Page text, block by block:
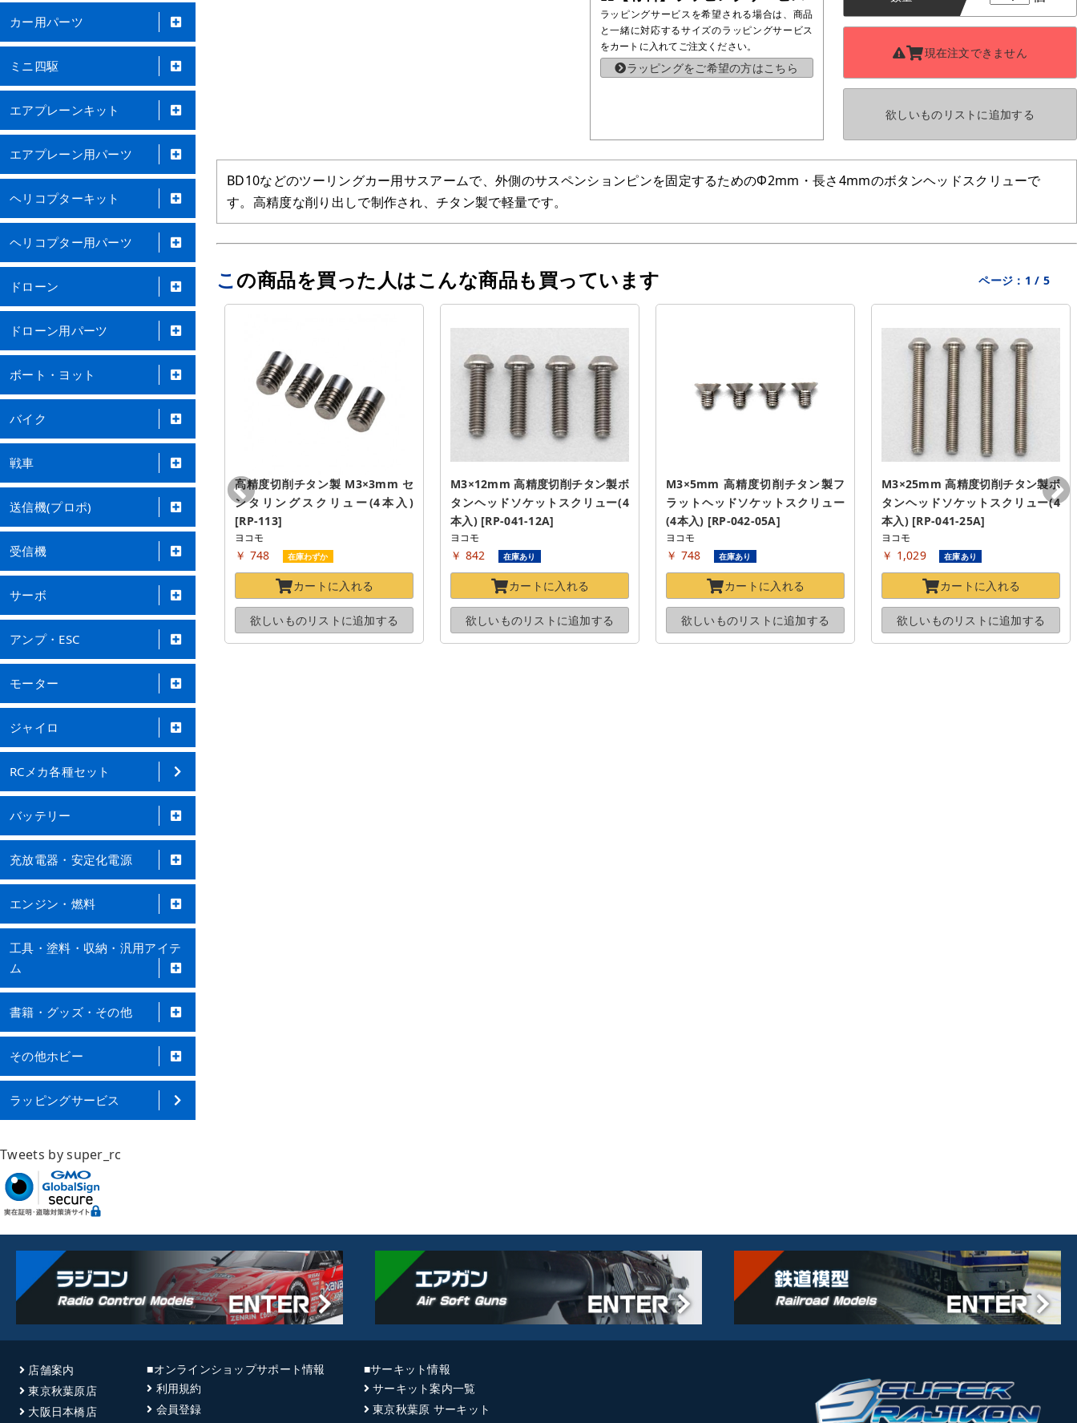
カー用パーツ
ミニ四駆
エアプレーンキット
エアプレーン用パーツ
ヘリコプターキット
ヘリコプター用パーツ
ドローン
ドローン用パーツ
ボート・ヨット
バイク
戦車
送信機(プロポ)
受信機
サーボ
アンプ・ESC
モーター
ジャイロ
RCメカ各種セット
バッテリー
充放電器・安定化電源
エンジン・燃料
工具・塗料・収納・汎用アイテ
ム
書籍・グッズ・その他
その他ホビー
ラッピングサービス
Tweets by super_rc
ラッピングサービスを希望される場合は、商品
と一緒に対応するサイズのラッピングサービス
をカートに入れてご注文ください。
ラッピングをご希望の方はこちら
現在注文できません
欲しいものリストに追加する
BD10などのツーリングカー用サスアームで、外側のサスペンションピンを固定するためのΦ2mm・長さ4mmのボタンヘッドスクリューで
す。高精度な削り出しで制作され、チタン製で軽量です。
この商品を買った人はこんな商品も買っています ページ： 1 / 5
チタンヘックスボタンビス
2.6×5mm [NTR-265]
カートに入れる
欲しいものリストに 追加する
高精度切削チタン製 M3×3mm セ
ンタリングスクリュー(4本入)
[RP-113]
ヨコモ
￥ 748 在庫わずか
カートに入れる
欲しいものリストに追加する
M3×12mm 高精度切削チタン製ボ
タンヘッドソケットスクリュー(4
本入) [RP-041-12A]
ヨコモ
￥ 842 在庫あり
カートに入れる
欲しいものリストに追加する
M3×5mm 高精度切削チタン製フ
ラットヘッドソケットスクリュー
(4本入) [RP-042-05A]
ヨコモ
￥ 748 在庫あり
カートに入れる
欲しいものリストに追加する
M3×25mm 高精度切削チタン製ボ
タンヘッドソケットスクリュー(4
本入) [RP-041-25A]
ヨコモ
￥ 1,029 在庫あり
カートに入れる
欲しいものリストに追加する
店舗案内
東京秋葉原店
大阪日本橋店
■オンラインショップサポート情報
利用規約
会員登録
■サーキット情報
サーキット案内一覧
東京秋葉原 サーキット